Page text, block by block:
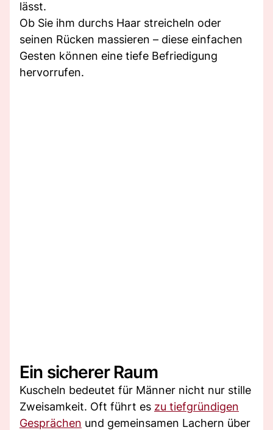
lässt.
Ob Sie ihm durchs Haar streicheln oder
seinen Rücken massieren – diese einfachen
Gesten können eine tiefe Befriedigung
hervorrufen.
Ein sicherer Raum
Kuscheln bedeutet für Männer nicht nur stille
Zweisamkeit. Oft führt es zu tiefgründigen
Gesprächen und gemeinsamen Lachern über